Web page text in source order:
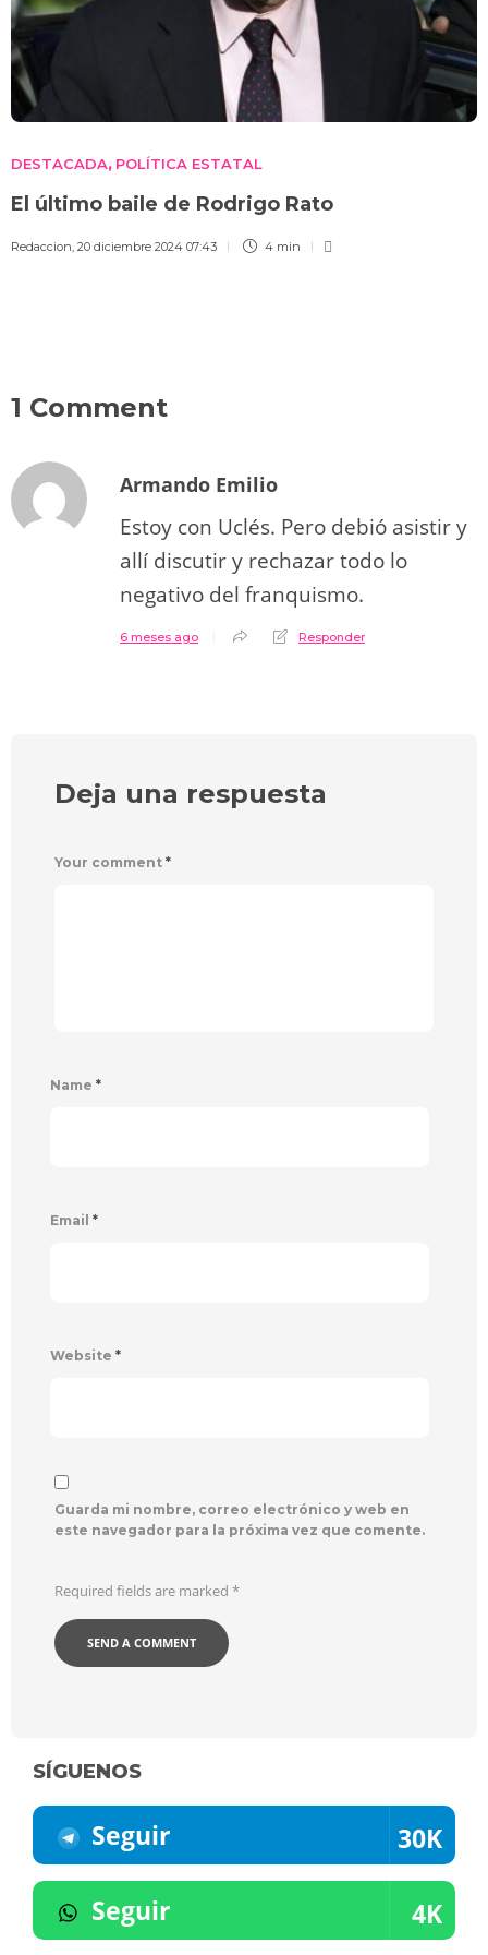
DESTACADA, POLÍTICA ESTATAL
El último baile de Rodrigo Rato
Redaccion, 20 diciembre 2024 07:43 4 min
1 Comment
Armando Emilio
Estoy con Uclés. Pero debió asistir y
allí discutir y rechazar todo lo
negativo del franquismo.
6 meses ago Responder
Deja una respuesta
Your comment *
Name *
Email *
Website *
Guarda mi nombre, correo electrónico y web en
este navegador para la próxima vez que comente.
Required fields are marked *
SÍGUENOS
Seguir 30K
Seguir 4K